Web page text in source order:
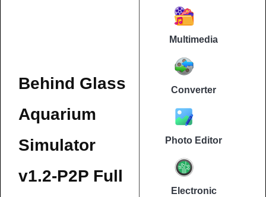
Behind Glass
Aquarium
Simulator
v1.2-P2P Full
Multimedia
Converter
Photo Editor
Electronic